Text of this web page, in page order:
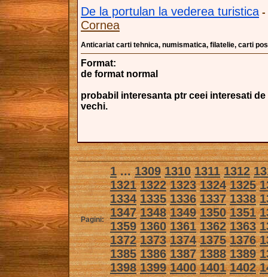
De la portulan la vederea turistica-
Cornea
Anticariat carti tehnica, numismatica, filatelie, carti
Format:
de format normal
probabil interesanta ptr ceei interesati
vechi.
Pagini:
1...1309 1310 1311 1312
1321 1322 1323 1324 1325
1334 1335 1336 1337 1338
1347 1348 1349 1350 1351
1359 1360 1361 1362 1363
1372 1373 1374 1375 1376
1385 1386 1387 1388 1389
1398 1399 1400 1401 1402